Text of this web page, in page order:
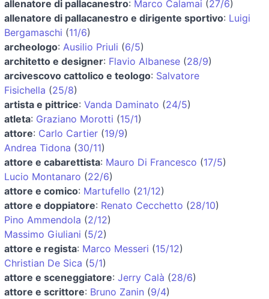
allenatore di pallacanestro: Marco Calamai (27/6)
allenatore di pallacanestro e dirigente sportivo: Luigi
Bergamaschi (11/6)
archeologo: Ausilio Priuli (6/5)
architetto e designer: Flavio Albanese (28/9)
arcivescovo cattolico e teologo: Salvatore
Fisichella (25/8)
artista e pittrice: Vanda Daminato (24/5)
atleta: Graziano Morotti (15/1)
attore: Carlo Cartier (19/9)
Andrea Tidona (30/11)
attore e cabarettista: Mauro Di Francesco (17/5)
Lucio Montanaro (22/6)
attore e comico: Martufello (21/12)
attore e doppiatore: Renato Cecchetto (28/10)
Pino Ammendola (2/12)
Massimo Giuliani (5/2)
attore e regista: Marco Messeri (15/12)
Christian De Sica (5/1)
attore e sceneggiatore: Jerry Calà (28/6)
attore e scrittore: Bruno Zanin (9/4)